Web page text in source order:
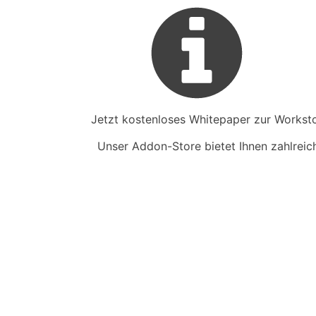
Jetzt kostenloses Whitepaper zur
Unser Addon-Store bietet Ihnen